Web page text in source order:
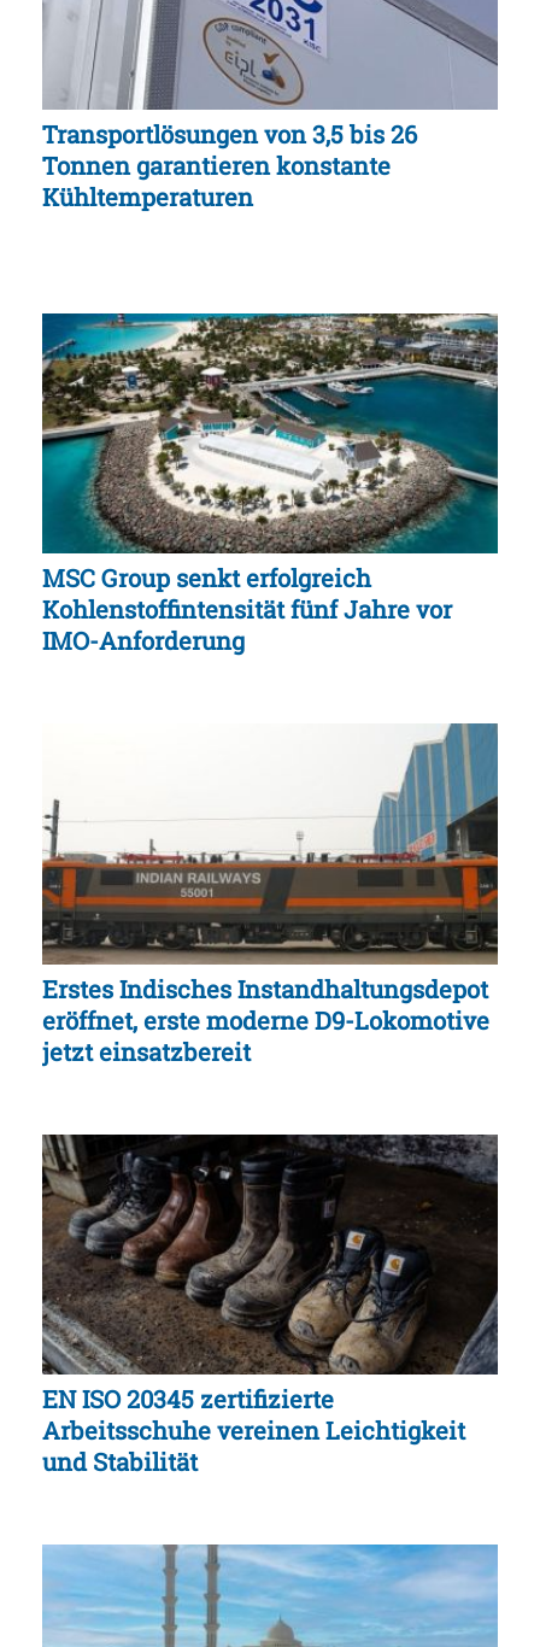
Transportlösungen von 3,5 bis 26
Tonnen garantieren konstante
Kühltemperaturen
MSC Group senkt erfolgreich
Kohlenstoffintensität fünf Jahre vor
IMO-Anforderung
Erstes Indisches Instandhaltungsdepot
eröffnet, erste moderne D9-Lokomotive
jetzt einsatzbereit
EN ISO 20345 zertifizierte
Arbeitsschuhe vereinen Leichtigkeit
und Stabilität